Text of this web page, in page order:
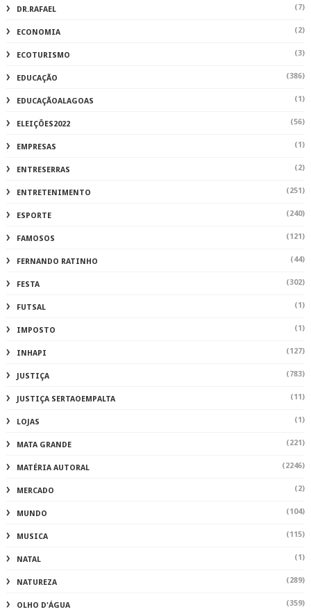
DR.RAFAEL (7)
ECONOMIA (2)
ECOTURISMO (3)
EDUCAÇÃO (386)
EDUCAÇÃOALAGOAS (1)
ELEIÇÕES2022 (56)
EMPRESAS (1)
ENTRESERRAS (2)
ENTRETENIMENTO (251)
ESPORTE (240)
FAMOSOS (121)
FERNANDO RATINHO (44)
FESTA (302)
FUTSAL (1)
IMPOSTO (1)
INHAPI (127)
JUSTIÇA (783)
JUSTIÇA SERTAOEMPALTA (11)
LOJAS (1)
MATA GRANDE (221)
MATÉRIA AUTORAL (2246)
MERCADO (2)
MUNDO (104)
MUSICA (115)
NATAL (1)
NATUREZA (289)
OLHO D'ÁGUA (359)